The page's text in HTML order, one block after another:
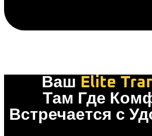
Ваш Elite
Там Где
Встречается с